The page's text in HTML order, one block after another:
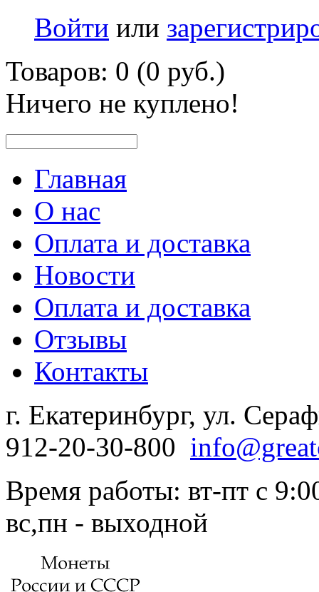
Войти или
Товаров: 0 (0 руб.)
Ничего не куплено!
Главная
О нас
Оплата и доставка
Новости
Оплата и доставка
Отзывы
Контакты
г. Екатеринбург, ул.
912-20-30-800
Время работы: вт-пт с
вс,пн - выходной